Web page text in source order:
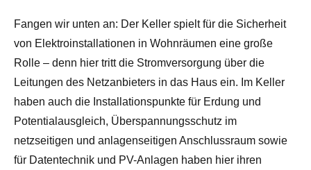
Fangen wir unten an: Der Keller spielt für die Sicherheit
von Elektroinstallationen in Wohnräumen eine große
Rolle – denn hier tritt die Stromversorgung über die
Leitungen des Netzanbieters in das Haus ein. Im Keller
haben auch die Installationspunkte für Erdung und
Potentialausgleich, Überspannungsschutz im
netzseitigen und anlagenseitigen Anschlussraum sowie
für Datentechnik und PV-Anlagen haben hier ihren